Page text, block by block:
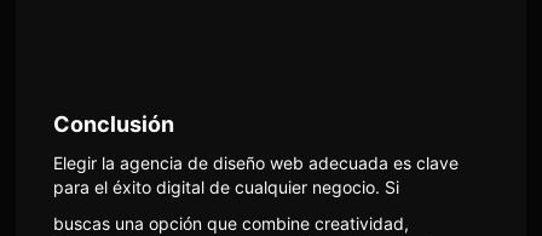
Conclusión
Elegir la agencia de diseño web adecuada es clave
para el éxito digital de cualquier negocio. Si
buscas una opción que combine creatividad,